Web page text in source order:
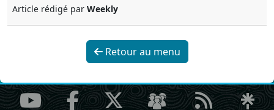
Article rédigé par Weekly
Retour au menu